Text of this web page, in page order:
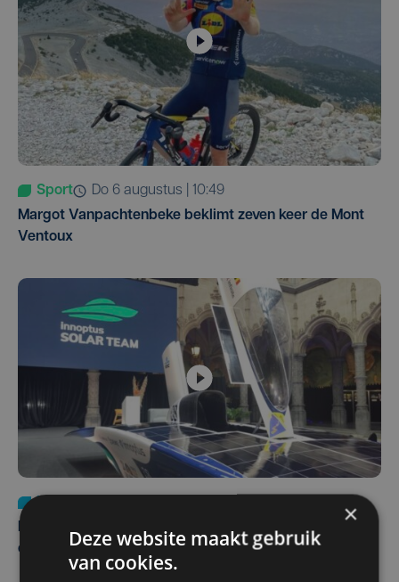
Sport
do 6 augustus | 10:49
Margot Vanpachtenbeke beklimt zeven keer de Mont
Ventoux
Belgisch Solar Team met West-Vlamingen wint voor
eerst in VS
×
Deze website maakt gebruik
van cookies.